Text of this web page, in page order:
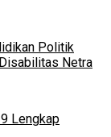
Politik
Netra
Lengkap